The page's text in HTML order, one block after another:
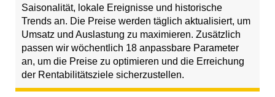
Saisonalität, lokale Ereignisse und historische
Trends an. Die Preise werden täglich aktualisiert, um
Umsatz und Auslastung zu maximieren. Zusätzlich
passen wir wöchentlich 18 anpassbare Parameter
an, um die Preise zu optimieren und die Erreichung
der Rentabilitätsziele sicherzustellen.